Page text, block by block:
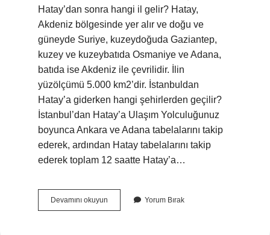
Hatay’dan sonra hangi il gelir? Hatay,
Akdeniz bölgesinde yer alır ve doğu ve
güneyde Suriye, kuzeydoğuda Gaziantep,
kuzey ve kuzeybatıda Osmaniye ve Adana,
batıda ise Akdeniz ile çevrilidir. İlin
yüzölçümü 5.000 km2’dir. İstanbuldan
Hatay’a giderken hangi şehirlerden geçilir?
İstanbul’dan Hatay’a Ulaşım Yolculuğunuz
boyunca Ankara ve Adana tabelalarını takip
ederek, ardından Hatay tabelalarını takip
ederek toplam 12 saatte Hatay’a…
Devamını okuyun
Hangi
Yorum Bırak